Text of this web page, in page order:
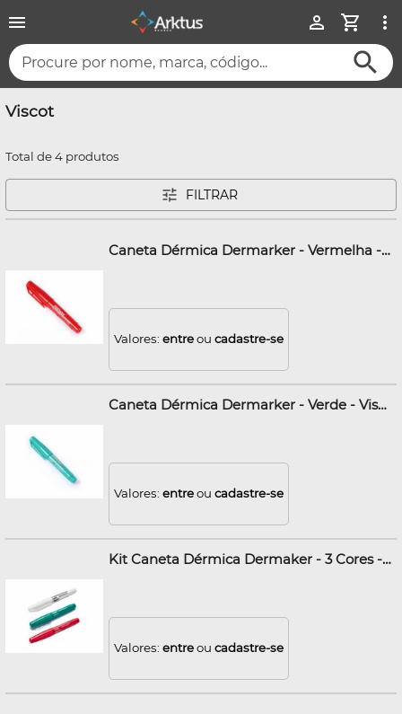
Procure por nome, marca, código...
Viscot
Total de 4 produtos
FILTRAR
Caneta Dérmica Dermarker - Vermelha - Viscot
Valores: entreou cadastre-se
Caneta Dérmica Dermarker - Verde - Viscot
Valores: entreou cadastre-se
Kit Caneta Dérmica Dermaker - 3 Cores - Viscot
Valores: entreou cadastre-se